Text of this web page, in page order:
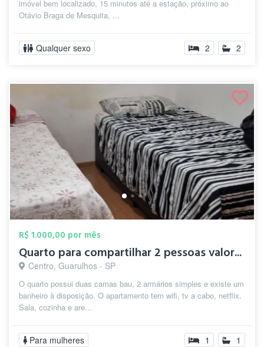
imóvel bem localizado, 15 minutos até a estação, próximo ao
Otávio Braga de Mesquita, ...
Qualquer sexo 2 2
R$ 1.000,00 por mês
Quarto para compartilhar 2 pessoas valor...
Centro, Guarulhos - SP
O quarto possui duas camas bau, 2 armários simples e existe um
banheiro à disposição. O apartamento tem wifi, tv a cabo, netflix.
Sala, cozinha e are...
Para mulheres 1 1